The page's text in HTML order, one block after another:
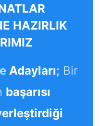
HAZIRLIK
Adayları; Bir
başarısı